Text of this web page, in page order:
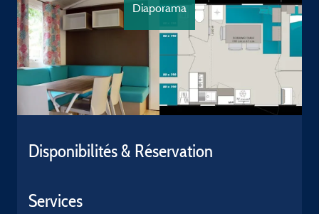
Diaporama
Disponibilités & Réservation
Services